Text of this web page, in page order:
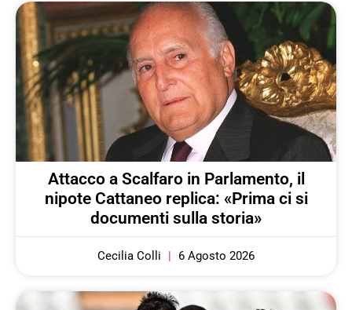
Attacco a Scalfaro in Parlamento, il
nipote Cattaneo replica: «Prima ci si
documenti sulla storia»
Cecilia Colli 6 Agosto 2026